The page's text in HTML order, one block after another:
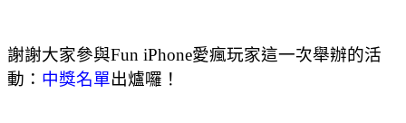
謝謝大家參與Fun iPhone愛瘋玩家這一次舉辦的活
動： 中獎名單出爐囉！